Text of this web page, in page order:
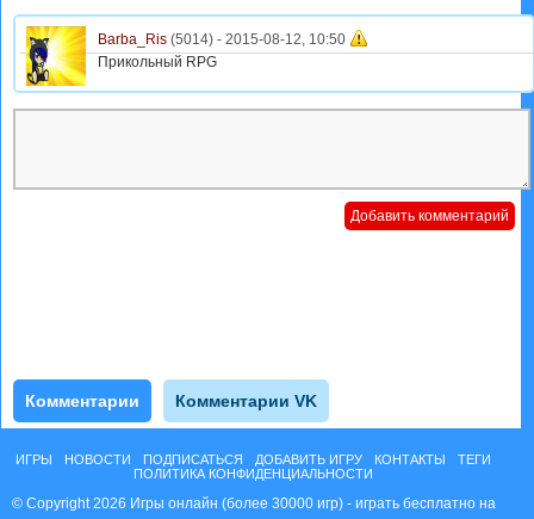
Barba_Ris (5014) - 2015-08-12, 10:50
Прикольный RPG
Комментарии Комментарии VK
ИГРЫ НОВОСТИ ПОДПИСАТЬСЯ ДОБАВИТЬ ИГРУ КОНТАКТЫ
ТЕГИ
ПОЛИТИКА КОНФИДЕНЦИАЛЬНОСТИ
© Copyright 2026 Игры онлайн (более 30000 игр) - играть бесплатно на